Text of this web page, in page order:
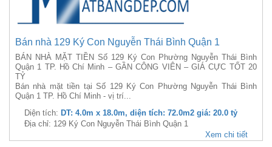
Bán nhà 129 Ký Con Nguyễn Thái Bình Quận 1
BÁN NHÀ MẶT TIỀN Số 129 Ký Con Phường Nguyễn Thái Bình
Quận 1 TP. Hồ Chí Minh – GẦN CÔNG VIÊN – GIÁ CỰC TỐT 20
TỶ
Bán nhà mặt tiền tại Số 129 Ký Con Phường Nguyễn Thái Bình
Quận 1 TP. Hồ Chí Minh - vị trí...
Diện tích: DT: 4.0m x 18.0m, diện tích: 72.0m2 giá: 20.0 tỷ
Địa chỉ: 129 Ký Con Nguyễn Thái Bình Quận 1
Xem chi tiết